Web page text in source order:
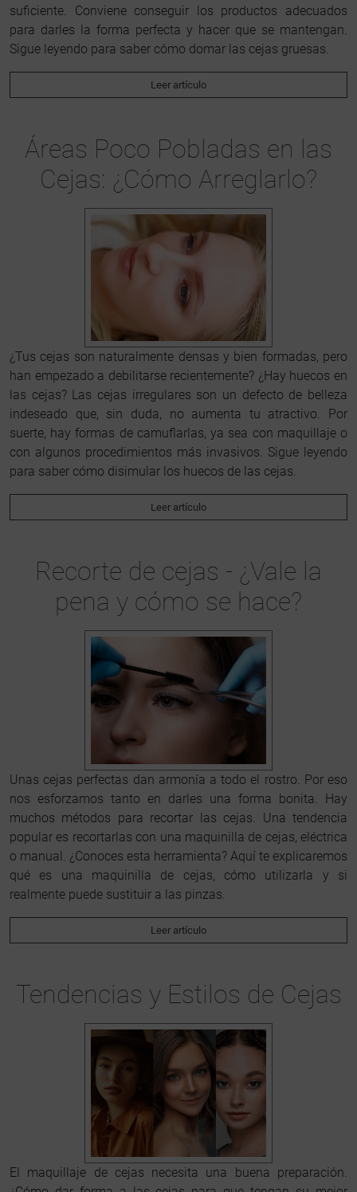
suficiente. Conviene conseguir los productos adecuados
para darles la forma perfecta y hacer que se mantengan.
Sigue leyendo para saber cómo domar las cejas gruesas.
Leer artículo
Áreas Poco Pobladas en las
Cejas: ¿Cómo Arreglarlo?
¿Tus cejas son naturalmente densas y bien formadas, pero
han empezado a debilitarse recientemente? ¿Hay huecos en
las cejas? Las cejas irregulares son un defecto de belleza
indeseado que, sin duda, no aumenta tu atractivo. Por
suerte, hay formas de camuflarlas, ya sea con maquillaje o
con algunos procedimientos más invasivos. Sigue leyendo
para saber cómo disimular los huecos de las cejas.
Leer artículo
Recorte de cejas - ¿Vale la
pena y cómo se hace?
Unas cejas perfectas dan armonía a todo el rostro. Por eso
nos esforzamos tanto en darles una forma bonita. Hay
muchos métodos para recortar las cejas. Una tendencia
popular es recortarlas con una maquinilla de cejas, eléctrica
o manual. ¿Conoces esta herramienta? Aquí te explicaremos
qué es una maquinilla de cejas, cómo utilizarla y si
realmente puede sustituir a las pinzas.
Leer artículo
Tendencias y Estilos de Cejas
El maquillaje de cejas necesita una buena preparación.